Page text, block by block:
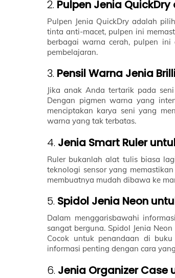
2. Pulpen Jenia
Pulpen Jenia QuickDry adalah
tinta anti-macet, pulpen ini
berbagai warna cerah, pulpen ini
pembelajaran.
3. Pensil Warna Jenia
Jika anak Anda tertarik pada
Dengan pigmen warna yang
menciptakan karya seni yang
warna yang tak terbatas.
4. Jenia Smart Ruler
Ruler bukanlah alat tulis biasa
teknologi sensor yang
membuatnya mudah dibawa ke
5. Spidol Jenia Neon
Dalam menggarisbawahi
sangat berguna. Spidol Jenia
Cocok untuk penandaan di
informasi penting dengan cara
6. Jenia Organizer Case